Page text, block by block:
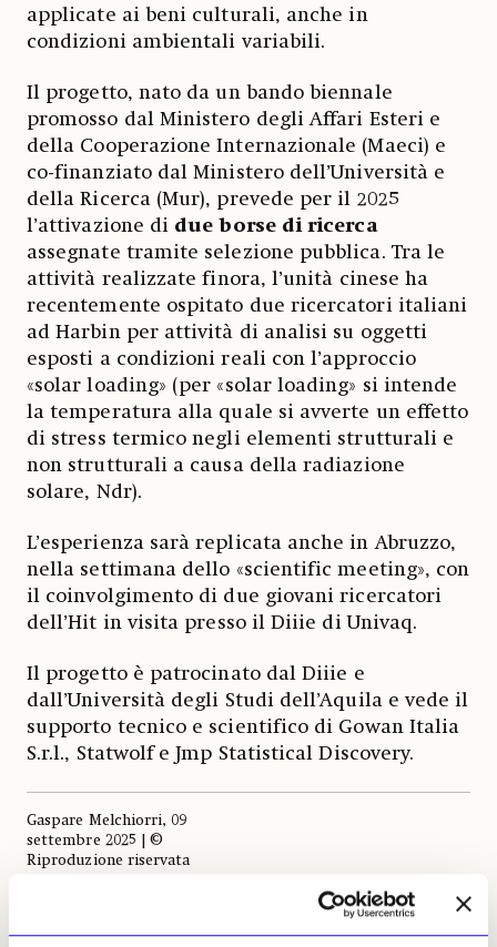
applicate ai beni culturali, anche in
condizioni ambientali variabili.
Il progetto, nato da un bando biennale
promosso dal Ministero degli Affari Esteri e
della Cooperazione Internazionale (Maeci) e
co-finanziato dal Ministero dell’Università e
della Ricerca (Mur), prevede per il 2025
l’attivazione di due borse di ricerca
assegnate tramite selezione pubblica. Tra le
attività realizzate finora, l’unità cinese ha
recentemente ospitato due ricercatori italiani
ad Harbin per attività di analisi su oggetti
esposti a condizioni reali con l’approccio
«solar loading» (per «solar loading» si intende
la temperatura alla quale si avverte un effetto
di stress termico negli elementi strutturali e
non strutturali a causa della radiazione
solare, Ndr).
L’esperienza sarà replicata anche in Abruzzo,
nella settimana dello «scientific meeting», con
il coinvolgimento di due giovani ricercatori
dell’Hit in visita presso il Diiie di Univaq.
Il progetto è patrocinato dal Diiie e
dall’Università degli Studi dell’Aquila e vede il
supporto tecnico e scientifico di Gowan Italia
S.r.l., Statwolf e Jmp Statistical Discovery.
Gaspare Melchiorri, 09
settembre 2025 | ©
Riproduzione riservata